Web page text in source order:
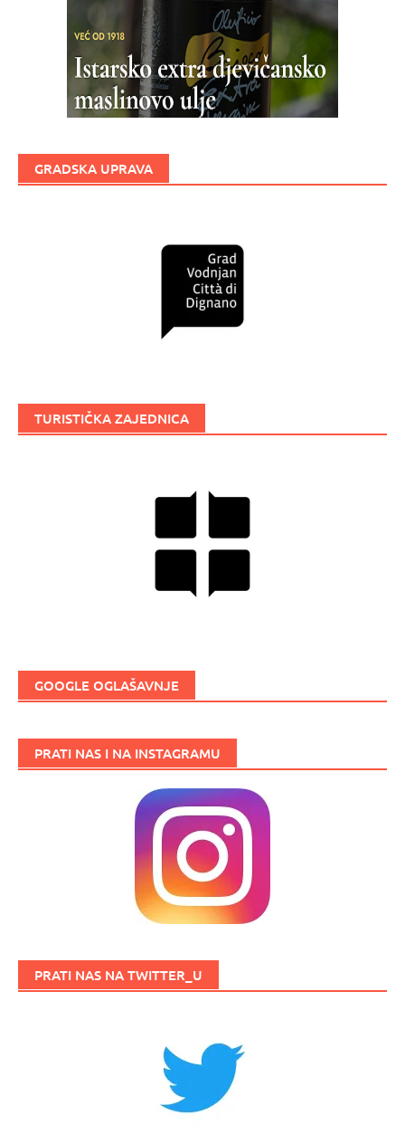
GRADSKA UPRAVA
TURISTIČKA ZAJEDNICA
GOOGLE OGLAŠAVNJE
PRATI NAS I NA INSTAGRAMU
PRATI NAS NA TWITTER_U